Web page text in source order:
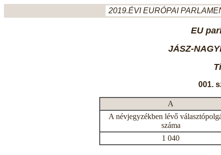
2019.ÉVI EURÓPAI
EU
JÁSZ-
001.
A
A névjegyzékben lévő
száma
1 040